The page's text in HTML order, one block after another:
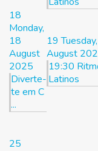
18
Monday,
18
August
2025
Diverte-
te em C
...
19
August
19:30
Latinos
25